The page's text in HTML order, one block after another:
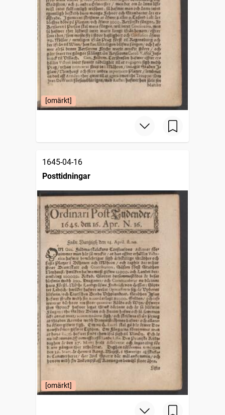
[omärkt]
1645-04-16
Posttidningar
[omärkt]